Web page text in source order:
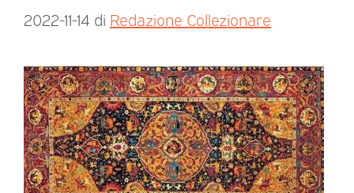
2022-11-14 di Redazione Collezionare